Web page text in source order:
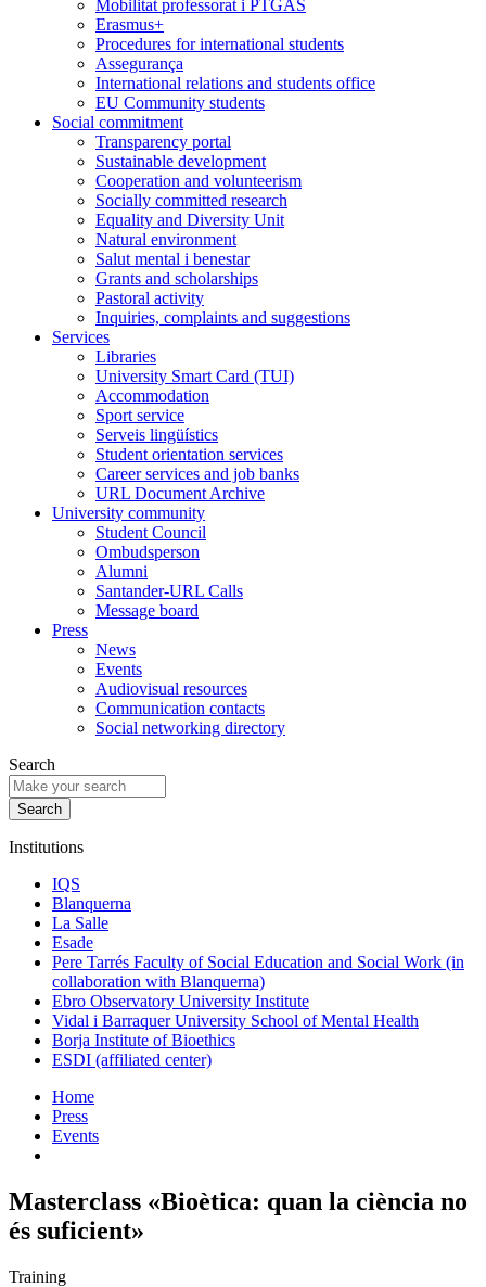
Mobilitat professorat i PTGAS
Erasmus+
Procedures for international students
Assegurança
International relations and students office
EU Community students
Social commitment
Transparency portal
Sustainable development
Cooperation and volunteerism
Socially committed research
Equality and Diversity Unit
Natural environment
Salut mental i benestar
Grants and scholarships
Pastoral activity
Inquiries, complaints and suggestions
Services
Libraries
University Smart Card (TUI)
Accommodation
Sport service
Serveis lingüístics
Student orientation services
Career services and job banks
URL Document Archive
University community
Student Council
Ombudsperson
Alumni
Santander-URL Calls
Message board
Press
News
Events
Audiovisual resources
Communication contacts
Social networking directory
Search
Institutions
IQS
Blanquerna
La Salle
Esade
Pere Tarrés Faculty of Social Education and Social Work (in
collaboration with Blanquerna)
Ebro Observatory University Institute
Vidal i Barraquer University School of Mental Health
Borja Institute of Bioethics
ESDI (affiliated center)
Home
Press
Events
Masterclass «Bioètica: quan la ciència no
és suficient»
Training